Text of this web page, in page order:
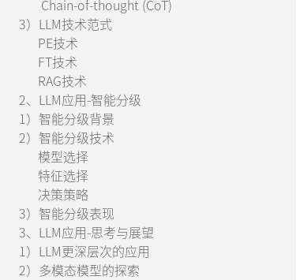
Chain-of-thought (CoT)
3）LLM技术范式
PE技术
FT技术
RAG技术
2、LLM应用-智能分级
1）智能分级背景
2）智能分级技术
模型选择
特征选择
决策策略
3）智能分级表现
3、LLM应用-思考与展望
1）LLM更深层次的应用
2）多模态模型的探索